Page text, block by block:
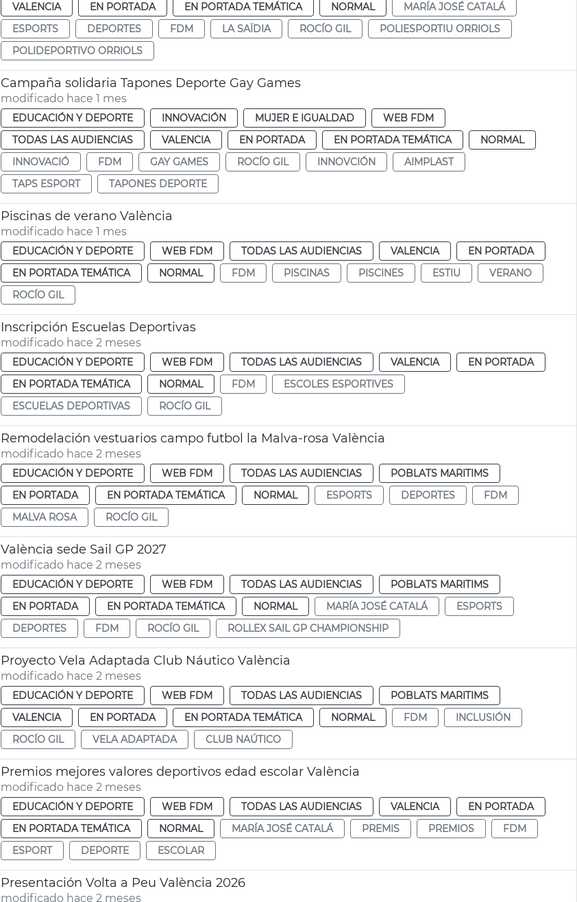
VALENCIA
EN PORTADA EN PORTADA TEMÁTICA NORMAL
MARÍA JOSÉ CATALÁ
ESPORTS
DEPORTES FDM LA SAÏDIA ROCÍO GIL
POLIESPORTIU ORRIOLS
POLIDEPORTIVO ORRIOLS
Campaña solidaria Tapones Deporte Gay Games
modificado hace 1 mes
EDUCACIÓN Y DEPORTE INNOVACIÓN MUJER E IGUALDAD
WEB FDM
TODAS LAS AUDIENCIAS
VALENCIA EN PORTADA EN PORTADA TEMÁTICA
NORMAL
INNOVACIÓ
FDM GAY GAMES ROCÍO GIL INNOVCIÓN
AIMPLAST
TAPS ESPORT
TAPONES DEPORTE
Piscinas de verano València
modificado hace 1 mes
EDUCACIÓN Y DEPORTE WEB FDM TODAS LAS AUDIENCIAS VALENCIA
EN PORTADA
EN PORTADA TEMÁTICA
NORMAL FDM PISCINAS PISCINES ESTIU
VERANO
ROCÍO GIL
Inscripción Escuelas Deportivas
modificado hace 2 meses
EDUCACIÓN Y DEPORTE WEB FDM TODAS LAS AUDIENCIAS VALENCIA
EN PORTADA
EN PORTADA TEMÁTICA
NORMAL FDM
ESCOLES ESPORTIVES
ESCUELAS DEPORTIVAS
ROCÍO GIL
Remodelación vestuarios campo futbol la Malva-rosa València
modificado hace 2 meses
EDUCACIÓN Y DEPORTE WEB FDM TODAS LAS AUDIENCIAS
POBLATS MARITIMS
EN PORTADA
EN PORTADA TEMÁTICA NORMAL ESPORTS DEPORTES
FDM
MALVA ROSA
ROCÍO GIL
València sede Sail GP 2027
modificado hace 2 meses
EDUCACIÓN Y DEPORTE WEB FDM TODAS LAS AUDIENCIAS
POBLATS MARITIMS
EN PORTADA
EN PORTADA TEMÁTICA NORMAL MARÍA JOSÉ CATALÁ
ESPORTS
DEPORTES
FDM ROCÍO GIL ROLLEX SAIL GP CHAMPIONSHIP
Proyecto Vela Adaptada Club Náutico València
modificado hace 2 meses
EDUCACIÓN Y DEPORTE WEB FDM TODAS LAS AUDIENCIAS
POBLATS MARITIMS
VALENCIA
EN PORTADA EN PORTADA TEMÁTICA NORMAL FDM
INCLUSIÓN
ROCÍO GIL
VELA ADAPTADA CLUB NAÚTICO
Premios mejores valores deportivos edad escolar València
modificado hace 2 meses
EDUCACIÓN Y DEPORTE WEB FDM TODAS LAS AUDIENCIAS VALENCIA
EN PORTADA
EN PORTADA TEMÁTICA
NORMAL MARÍA JOSÉ CATALÁ PREMIS PREMIOS
FDM
ESPORT
DEPORTE ESCOLAR
Presentación Volta a Peu València 2026
modificado hace 2 meses